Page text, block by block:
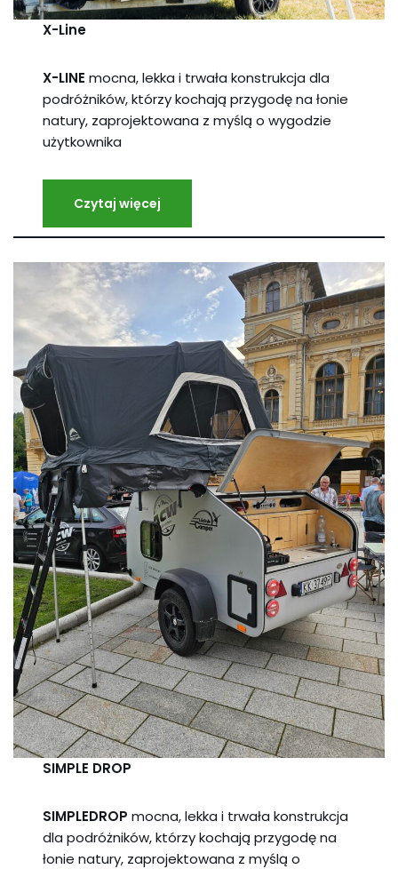
X-Line
X-LINE mocna, lekka i trwała konstrukcja dla
podróżników, którzy kochają przygodę na łonie
natury, zaprojektowana z myślą o wygodzie
użytkownika
Czytaj więcej
SIMPLE DROP
SIMPLEDROP mocna, lekka i trwała konstrukcja
dla podróżników, którzy kochają przygodę na
łonie natury, zaprojektowana z myślą o